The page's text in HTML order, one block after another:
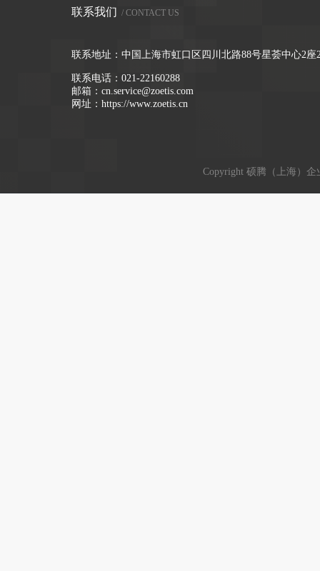
联系我们 / CONTACT US
联系地址：中国上海市虹口区四川北路88号星荟中心2座
联系电话： 021-22160288
邮箱： cn.service@zoetis.com
网址： https://www.zoetis.cn
Copyright 硕腾（上海）